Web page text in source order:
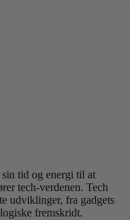
tid og energi til at
tech-verdenen. Tech
udviklinger, fra gadgets
fremskridt.